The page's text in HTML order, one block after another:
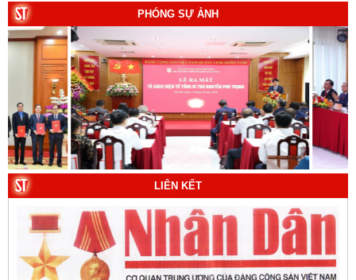
9. Đường Hồ Chí Minh trên biển - Bản hùng ca bất diệt
của dân tộc Việt Nam. Tác giả: TS. Vũ Trọng Hùng
(Viện Lịch sử Đảng).
10. Một vành đai, một con đường: Hành trình dài của
Trung Quốc đến năm 2049 (Sách tham khảo). Tác
giả:Michael H. Glantz, Robert J. Ross và Gavin G.
Daugherty (Đồng tác giả).
PHÓNG SỰ ẢNH
LIÊN KẾT